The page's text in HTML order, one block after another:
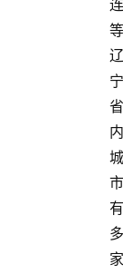
连
等
辽
宁
省
内
城
市
有
多
家